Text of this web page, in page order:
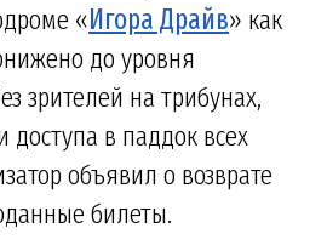
«Игора Драйв» как
до уровня
зрителей на трибунах,
доступа в паддок всех
объявил о возврате
билеты.